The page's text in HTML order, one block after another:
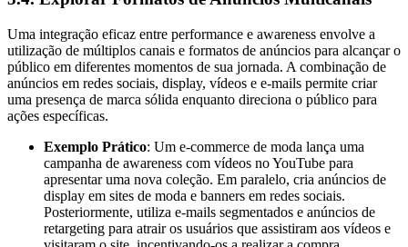
Uma integração eficaz entre performance e awareness envolve a
utilização de múltiplos canais e formatos de anúncios para alcançar o
público em diferentes momentos de sua jornada. A combinação de
anúncios em redes sociais, display, vídeos e e-mails permite criar
uma presença de marca sólida enquanto direciona o público para
ações específicas.
Exemplo Prático: Um e-commerce de moda lança uma
campanha de awareness com vídeos no YouTube para
apresentar uma nova coleção. Em paralelo, cria anúncios de
display em sites de moda e banners em redes sociais.
Posteriormente, utiliza e-mails segmentados e anúncios de
retargeting para atrair os usuários que assistiram aos vídeos e